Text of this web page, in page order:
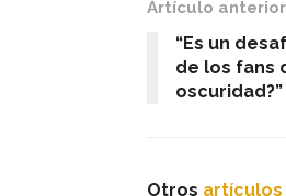
Artículo anterior
“Es un
de los fans
oscuridad?”
Otros artículos